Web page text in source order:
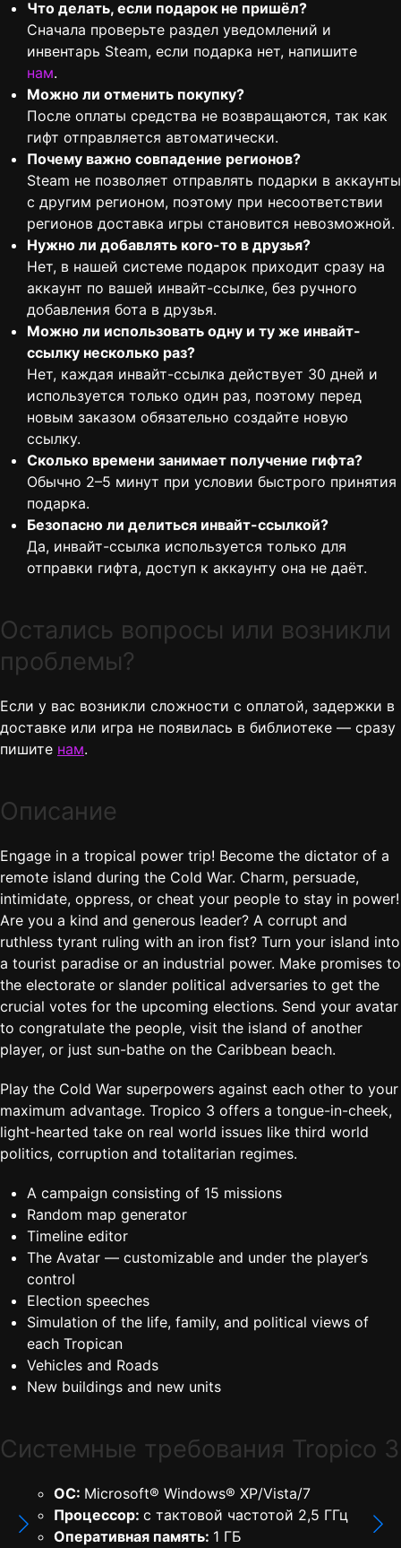
Что делать, если подарок не пришёл?
Сначала проверьте раздел уведомлений и
инвентарь Steam, если подарка нет, напишите
нам.
Можно ли отменить покупку?
После оплаты средства не возвращаются, так как
гифт отправляется автоматически.
Почему важно совпадение регионов?
Steam не позволяет отправлять подарки в аккаунты
с другим регионом, поэтому при несоответствии
регионов доставка игры становится невозможной.
Нужно ли добавлять кого-то в друзья?
Нет, в нашей системе подарок приходит сразу на
аккаунт по вашей инвайт-ссылке, без ручного
добавления бота в друзья.
Можно ли использовать одну и ту же инвайт-
ссылку несколько раз?
Нет, каждая инвайт-ссылка действует 30 дней и
используется только один раз, поэтому перед
новым заказом обязательно создайте новую
ссылку.
Сколько времени занимает получение гифта?
Обычно 2–5 минут при условии быстрого принятия
подарка.
Безопасно ли делиться инвайт-ссылкой?
Да, инвайт-ссылка используется только для
отправки гифта, доступ к аккаунту она не даёт.
Остались вопросы или возникли
проблемы?
Если у вас возникли сложности с оплатой, задержки в
доставке или игра не появилась в библиотеке — сразу
пишите нам.
Описание
Engage in a tropical power trip! Become the dictator of a
remote island during the Cold War. Charm, persuade,
intimidate, oppress, or cheat your people to stay in power!
Are you a kind and generous leader? A corrupt and
ruthless tyrant ruling with an iron fist? Turn your island into
a tourist paradise or an industrial power. Make promises to
the electorate or slander political adversaries to get the
crucial votes for the upcoming elections. Send your avatar
to congratulate the people, visit the island of another
player, or just sun-bathe on the Caribbean beach.
Play the Cold War superpowers against each other to your
maximum advantage. Tropico 3 offers a tongue-in-cheek,
light-hearted take on real world issues like third world
politics, corruption and totalitarian regimes.
A campaign consisting of 15 missions
Random map generator
Timeline editor
The Avatar — customizable and under the player’s
control
Election speeches
Simulation of the life, family, and political views of
each Tropican
Vehicles and Roads
New buildings and new units
Cистемные требования Tropico 3
ОС: Microsoft® Windows® XP/Vista/7
Процессор: с тактовой частотой 2,5 ГГц
Оперативная память: 1 ГБ